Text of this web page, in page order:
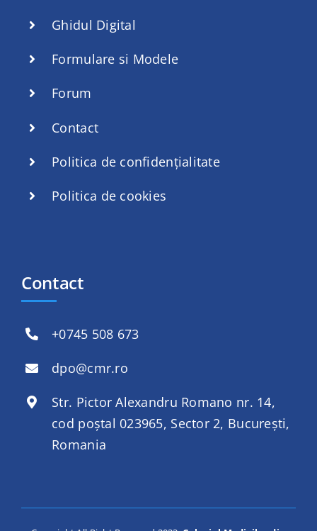
Ghidul Digital
Formulare si Modele
Forum
Contact
Politica de confidențialitate
Politica de cookies
Contact
+0745 508 673
dpo@cmr.ro
Str. Pictor Alexandru Romano nr. 14,
cod poștal 023965, Sector 2, București,
Romania